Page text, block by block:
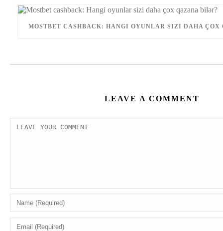
MOSTBET CASHBACK: HANGI OYUNLAR SIZI DAHA
LEAVE A COMMENT